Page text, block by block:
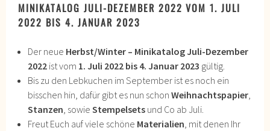
MINIKATALOG JULI-DEZEMBER 2022 VOM 1. JULI
2022 BIS 4. JANUAR 2023
Der neue Herbst/Winter – Minikatalog Juli-Dezember
2022 ist vom 1. Juli 2022 bis 4. Januar 2023 gültig.
Bis zu den Lebkuchen im September ist es noch ein
bisschen hin, dafür gibt es nun schonWeihnachtspapier,
Stanzen, sowieStempelsets und Co ab Juli.
Freut Euch auf viele schöne Materialien, mit denen Ihr